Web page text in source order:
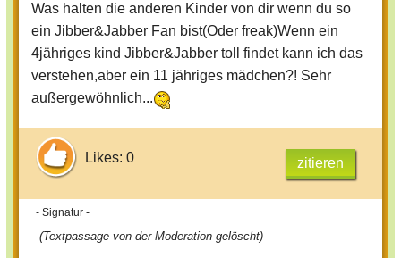
Was halten die anderen Kinder von dir wenn du so
ein Jibber&Jabber Fan bist(Oder freak)Wenn ein
4jähriges kind Jibber&Jabber toll findet kann ich das
verstehen,aber ein 11 jähriges mädchen?! Sehr
außergewöhnlich...
Likes: 0 zitieren
- Signatur -
(Textpassage von der Moderation gelöscht)